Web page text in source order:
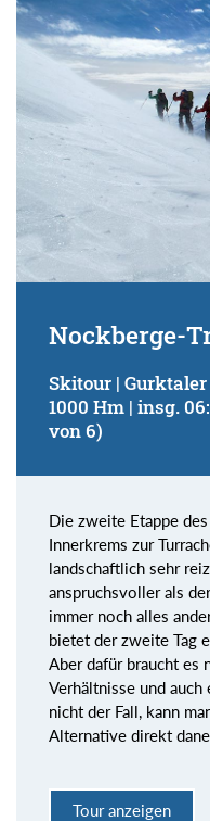
Nockberge-
Skitour |
1000 Hm | insg.
von 6)
Die zweite Etappe
Innerkrems zur
landschaftlich sehr
anspruchsvoller als
immer noch alles
bietet der zweite Tag
Aber dafür braucht es
Verhältnisse und
nicht der Fall, kann
Alternative direkt
Tour anzeigen